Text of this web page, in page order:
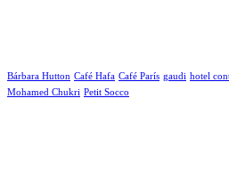
Bárbara Hutton Café Hafa Café París gaudi hotel
Mohamed Chukri Petit Socco